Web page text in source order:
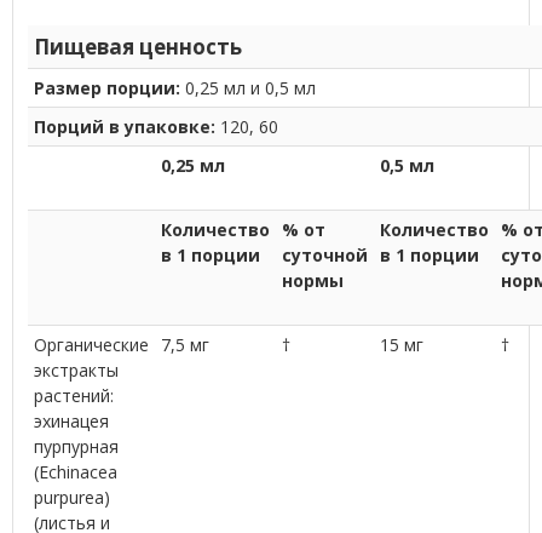
Пищевая ценность
Размер порции: 0,25 мл и 0,5 мл
Порций в упаковке: 120, 60
0,25 мл
0,5 мл
Количество
в 1 порции
% от
суточной
нормы
Количество
в 1 порции
%
Органические
экстракты
растений:
эхинацея
пурпурная
(Echinacea
purpurea)
(листья и
7,5 мг † 15 мг †